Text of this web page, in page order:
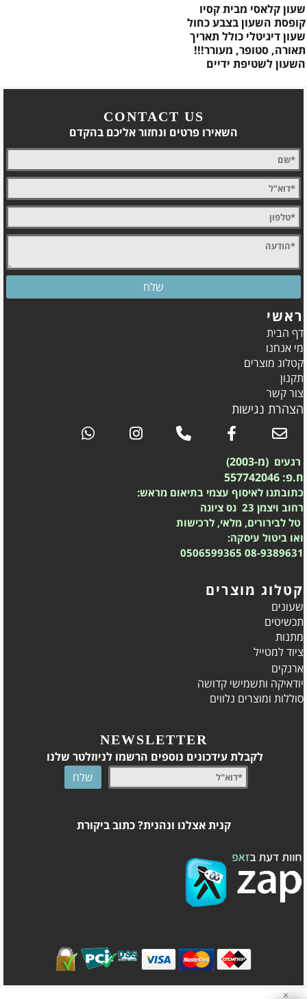
שעון קלאסי מבית קסיו
קופסת השעון בצבע כחול
שעון דיגיטלי כולל תאריך
תאורה, סטופר, מעורר!!!
השעון לשטיפת ידיים
CONTACT US
השאירו פרטים ונחזור אליכם בהקדם
ראשי
דף הבית
מי אנחנו
קטלוג מוצרים
תקנון
צור קשר
הצהרת נגישות
רגעים (מ-2003)
ח.פ: 557742046
כתובתנו לאיסוף עצמי בתיאום מראש:
רחוב ויצמן 23 נס ציונה
טל לבירורים, מלאי, לרכישות
ואו ביטול עיסקה:
08-9389631
0506599365
קטלוג מוצרים
שעונים
תכשיטים
מתנות
ציוד למטייל
ארנקים
יודאיקה ותשמישי קדושה
סוללות ומוצרים נלווים
NEWSLETTER
לקבלת עידכונים נוספים הרשמו לניוזלטר שלנו
קנית אצלנו ונהנית? כתוב ביקורת
✕